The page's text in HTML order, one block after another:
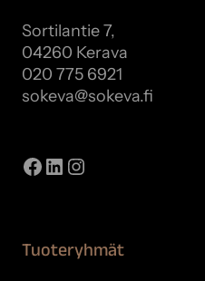
Sortilantie 7,
04260 Kerava
020 775 6921
sokeva@sokeva.fi
Facebook
LinkedIn
Instagram
Tuoteryhmät